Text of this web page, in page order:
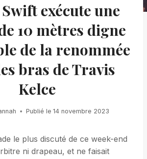
exécute une
10 mètres digne
de la renommée
bras de Travis
Kelce
Publié le 14 novembre 2023
le plus discuté de ce week-end
ni drapeau, et ne faisait